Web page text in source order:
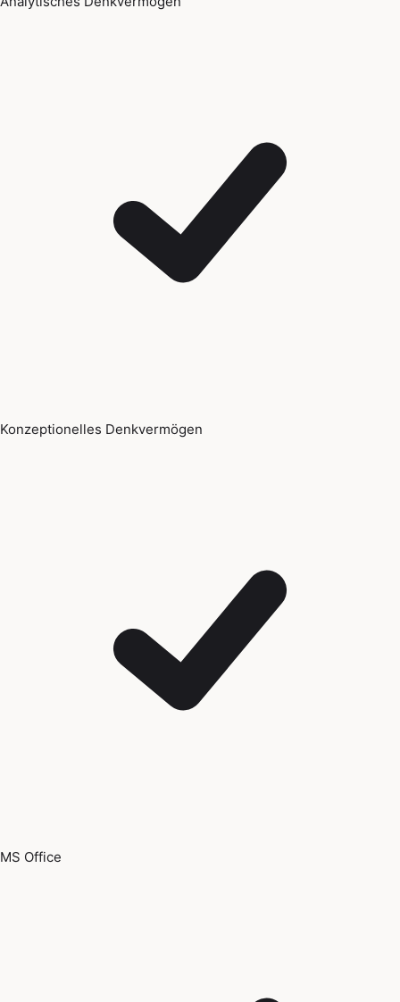
Konzeptionelles Denkvermögen
MS Office